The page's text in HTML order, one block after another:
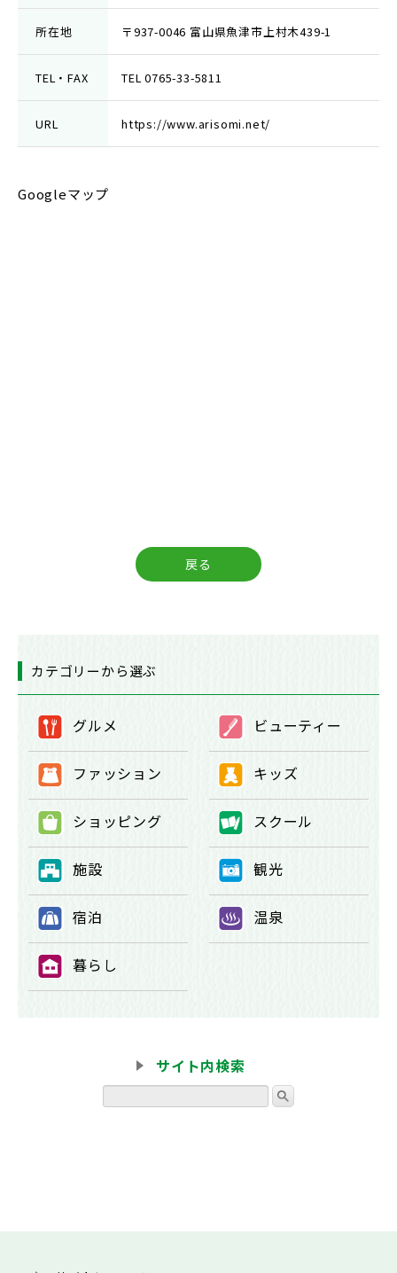
所在地 〒937-0046 富山県魚津市上村木439-1
TEL・FAX TEL 0765-33-5811
URL https://www.arisomi.net/
Googleマップ
戻る
カテゴリーから選ぶ
① グルメ ② ビューティー
③ ファッション ④ キッズ
⑤ ショッピング ⑥ スクール
⑦ 施設 ⑧ 観光
⑨ 宿泊 ⑩ 温泉
⑪ 暮らし
サイト内検索